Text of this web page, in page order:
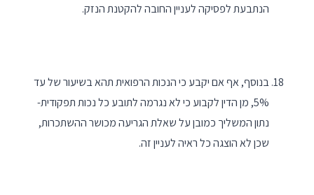
הנתבעת לפסיקה לעניין החובה להקטנת הנזק.
בנוסף, אף אם יקבע כי הנכות הרפואית תהא בשיעור של עד
5%, מן הדין לקבוע כי לא נגרמה לתובע כל נכות תפקודית-
נתון המשליך כמובן על שאלת הגריעה מכושר ההשתכרות,
שכן לא הוצגה כל ראיה לעניין זה.